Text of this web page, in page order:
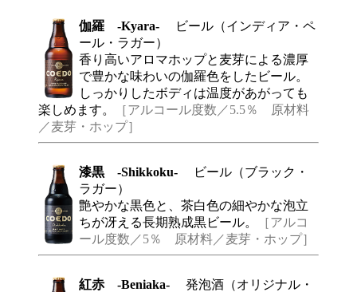
伽羅 -Kyara-
ビール（インディア・ペ
ール・ラガー）
香り高いアロマホップと麦芽による濃厚
で豊かな味わいの伽羅色をしたビール。
しっかりしたボディは温度があがっても
楽しめます。
［アルコール度数／5.5％ 原材料
／麦芽・ホップ］
漆黒 -Shikkoku-
ビール（ブラック・
ラガー）
艶やかな黒色と、茶白色の細やかな泡立
ちが冴える長期熟成黒ビール。
［アルコ
ール度数／5％ 原材料／麦芽・ホップ］
紅赤 -Beniaka-
発泡酒（オリジナル・